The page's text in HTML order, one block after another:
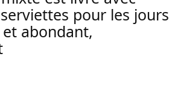
pour les jours
abondant,